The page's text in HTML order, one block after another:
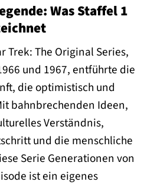
Was Staffel 1
Trek: The Original Series,
und 1967, entführte die
die optimistisch und
bahnbrechenden Ideen,
Verständnis,
und die menschliche
Serie Generationen von
ist ein eigenes